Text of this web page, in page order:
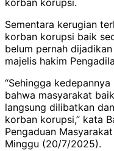
Sementara kerugian
korban korupsi baik
belum pernah
majelis hakim
“Sehingga
bahwa masyarakat
langsung dilibatkan
korban korupsi,” kata
Pengaduan
Minggu (20/7/2025).